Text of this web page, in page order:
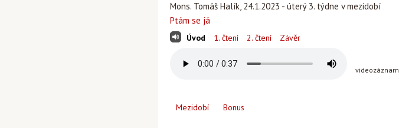
Mons. Tomáš Halík, 24.1.2023 - úterý 3. týdne v mezidobí
Ptám se já
Úvod 1. čtení 2. čtení Závěr
videozáznam
Mezidobí Bonus